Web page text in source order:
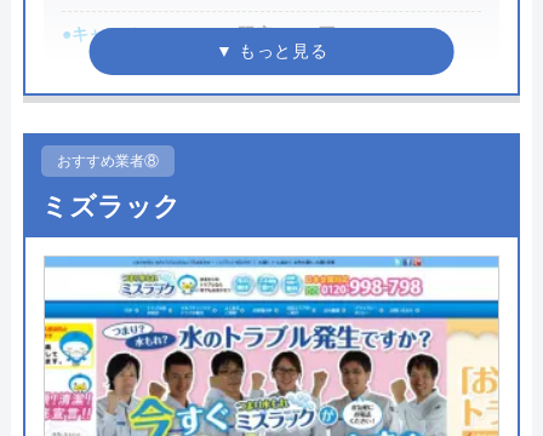
神奈川県相模原市緑区元橋本町11-33
対応エリア
●キャンペーン
WEB限定3,000円OFF
※10,000円以上で適用
●受付時間
●定休日
●出張見積もり 出張見積もり無料
●支払い方法
現金、銀行振込、クレジットカー
ド、コンビニ後払い、QR決済
●累計実績 施工実績30万件を達成
●保証・保険
修理に応じて1～3年の無料点検、
おすすめ業者⑧
ミズラック